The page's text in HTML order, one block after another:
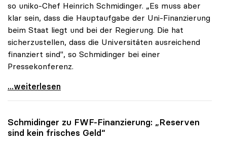
so uniko-Chef Heinrich Schmidinger. „Es muss aber
klar sein, dass die Hauptaufgabe der Uni-Finanzierung
beim Staat liegt und bei der Regierung. Die hat
sicherzustellen, dass die Universitäten ausreichend
finanziert sind", so Schmidinger bei einer
Pressekonferenz.
Rektoren sehen Staat hauptverantwortlich für
...weiterlesen
Schmidinger zu FWF-Finanzierung: „Reserven
sind kein frisches Geld“